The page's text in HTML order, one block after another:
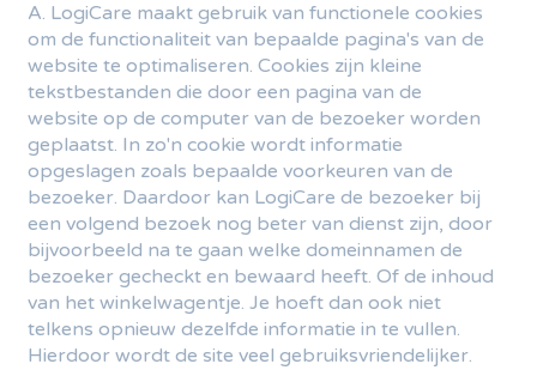
A. LogiCare maakt gebruik van functionele cookies
om de functionaliteit van bepaalde pagina's van de
website te optimaliseren. Cookies zijn kleine
tekstbestanden die door een pagina van de
website op de computer van de bezoeker worden
geplaatst. In zo'n cookie wordt informatie
opgeslagen zoals bepaalde voorkeuren van de
bezoeker. Daardoor kan LogiCare de bezoeker bij
een volgend bezoek nog beter van dienst zijn, door
bijvoorbeeld na te gaan welke domeinnamen de
bezoeker gecheckt en bewaard heeft. Of de inhoud
van het winkelwagentje. Je hoeft dan ook niet
telkens opnieuw dezelfde informatie in te vullen.
Hierdoor wordt de site veel gebruiksvriendelijker.